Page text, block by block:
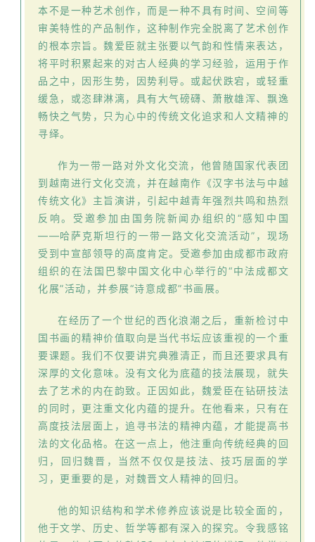
本不是一种艺术创作，而是一种不具有时间、空间等
审美特性的产品制作，这种制作完全脱离了艺术创作
的根本宗旨。魏爱臣就主张要以气韵和性情来表达，
将平时积累起来的对古人经典的学习经验，运用于作
品之中，因形生势，因势利导。或起伏跌宕，或轻重
缓急，或恣肆淋漓，具有大气磅礴、萧散雄浑、飘逸
畅快之气势，只为心中的传统文化追求和人文精神的
寻绎。
作为一带一路对外文化交流，他曾随国家代表团
到越南进行文化交流，并在越南作《汉字书法与中越
传统文化》主旨演讲，引起中越青年强烈共鸣和热烈
反响。受邀参加由国务院新闻办组织的“感知中国
——哈萨克斯坦行的一带一路文化交流活动”，现场
受到中宣部领导的高度肯定。受邀参加由成都市政府
组织的在法国巴黎中国文化中心举行的“中法成都文
化展”活动，并参展“诗意成都”书画展。
在经历了一个世纪的西化浪潮之后，重新检讨中
国书画的精神价值取向是当代书坛应该重视的一个重
要课题。我们不仅要讲究典雅清正，而且还要求具有
深厚的文化意味。没有文化为底蕴的技法展现，就失
去了艺术的内在韵致。正因如此，魏爱臣在钻研技法
的同时，更注重文化内蕴的提升。在他看来，只有在
高度技法层面上，追寻书法的精神内蕴，才能提高书
法的文化品格。在这一点上，他注重向传统经典的回
归，回归魏晋，当然不仅仅是技法、技巧层面的学
习，更重要的是，对魏晋文人精神的回归。
他的知识结构和学术修养应该说是比较全面的，
他于文学、历史、哲学等都有深入的探究。令我感铭